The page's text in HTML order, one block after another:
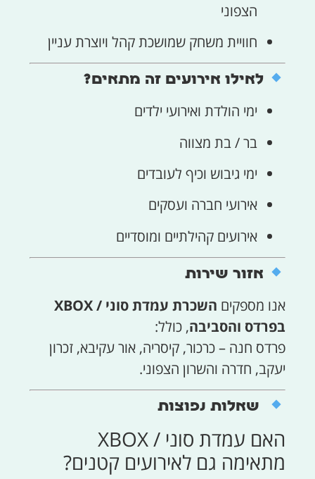
הצפוני
חוויית משחק שמושכת קהל ויוצרת עניין
לאילו אירועים זה מתאים?
ימי הולדת ואירועי ילדים
בר / בת מצווה
ימי גיבוש וכיף לעובדים
אירועי חברה ועסקים
אירועים קהילתיים ומוסדיים
אזור שירות
אנו מספקים
השכרת עמדת סוני / XBOX
בפרדס והסביבה, כולל:
פרדס חנה – כרכור, קיסריה, אור עקיבא, זכרון
יעקב, חדרה והשרון הצפוני.
שאלות נפוצות
האם עמדת סוני / XBOX
מתאימה גם לאירועים קטנים?